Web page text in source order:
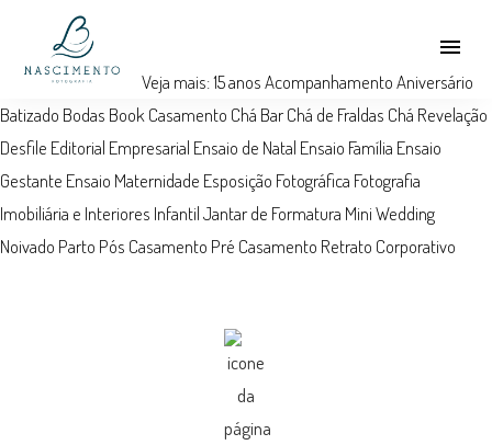
menu
Veja mais:15 anos AcompanhamentoAniversário
Batizado Bodas Book Casamento Chá BarChá de Fraldas Chá Revelação
Desfile Editorial Empresarial Ensaio de Natal Ensaio Família Ensaio
Gestante Ensaio Maternidade Esposição Fotográfica Fotografia
Imobiliária e Interiores InfantilJantar de Formatura Mini Wedding
Noivado Parto Pós Casamento Pré Casamento Retrato Corporativo